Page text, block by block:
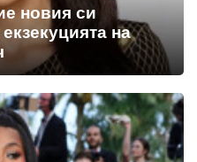
новия си
на